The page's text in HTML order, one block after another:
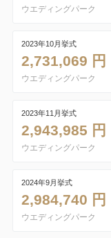
ウエディングパーク
2023年10月挙式
2,731,069 円
ウエディングパーク
2023年11月挙式
2,943,985 円
ウエディングパーク
2024年9月挙式
2,984,740 円
ウエディングパーク